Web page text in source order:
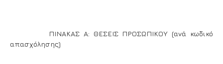
ΠΙΝΑΚΑΣ Α: ΘΕΣΕΙΣ ΠΡΟΣΩΠΙΚΟΥ (ανά κωδικό
απασχόλησης)